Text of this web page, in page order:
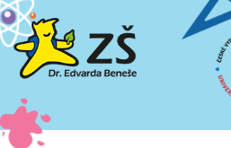
Přejít k hlavnímu obsahu